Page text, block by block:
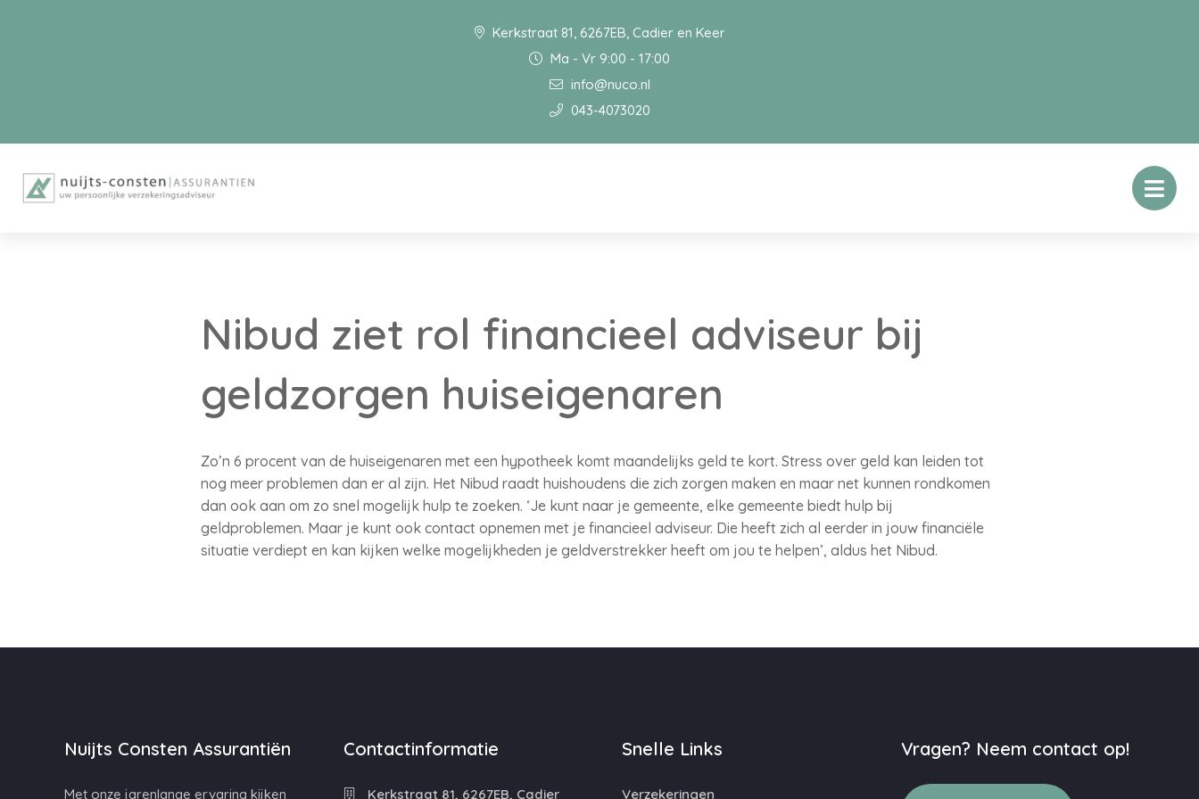
Kerkstraat 81, 6267EB, Cadier en Keer
Ma - Vr 9:00 - 17:00
info@nuco.nl
043-4073020
Nibud ziet rol financieel adviseur bij
geldzorgen huiseigenaren
Zo’n 6 procent van de huiseigenaren met een hypotheek komt maandelijks geld te kort. Stress over geld kan leiden tot
nog meer problemen dan er al zijn. Het Nibud raadt huishoudens die zich zorgen maken en maar net kunnen rondkomen
dan ook aan om zo snel mogelijk hulp te zoeken. ‘Je kunt naar je gemeente, elke gemeente biedt hulp bij
geldproblemen. Maar je kunt ook contact opnemen met je financieel adviseur. Die heeft zich al eerder in jouw financiële
situatie verdiept en kan kijken welke mogelijkheden je geldverstrekker heeft om jou te helpen’, aldus het Nibud.
Nuijts Consten Assurantiën
Met onze jarenlange ervaring kijken
Contactinformatie
Kerkstraat 81, 6267EB, Cadier
Snelle Links
Verzekeringen
Vragen? Neem contact op!